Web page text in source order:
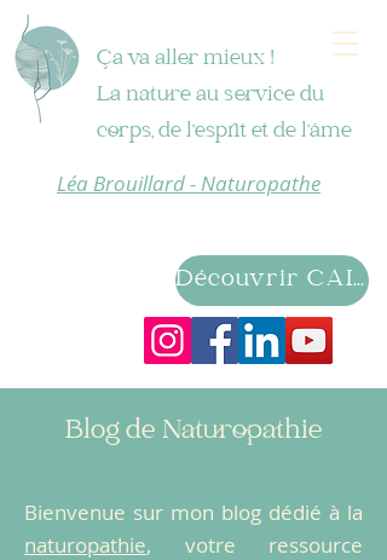
Ça va aller mieux !
La nature au service du
corps, de l'esprit et de l'âme
Léa Brouillard - Naturopathe
Découvrir CAIRN
Blog de Naturopathie
Bienvenue sur mon blog dédié à la
naturopathie, votre ressource